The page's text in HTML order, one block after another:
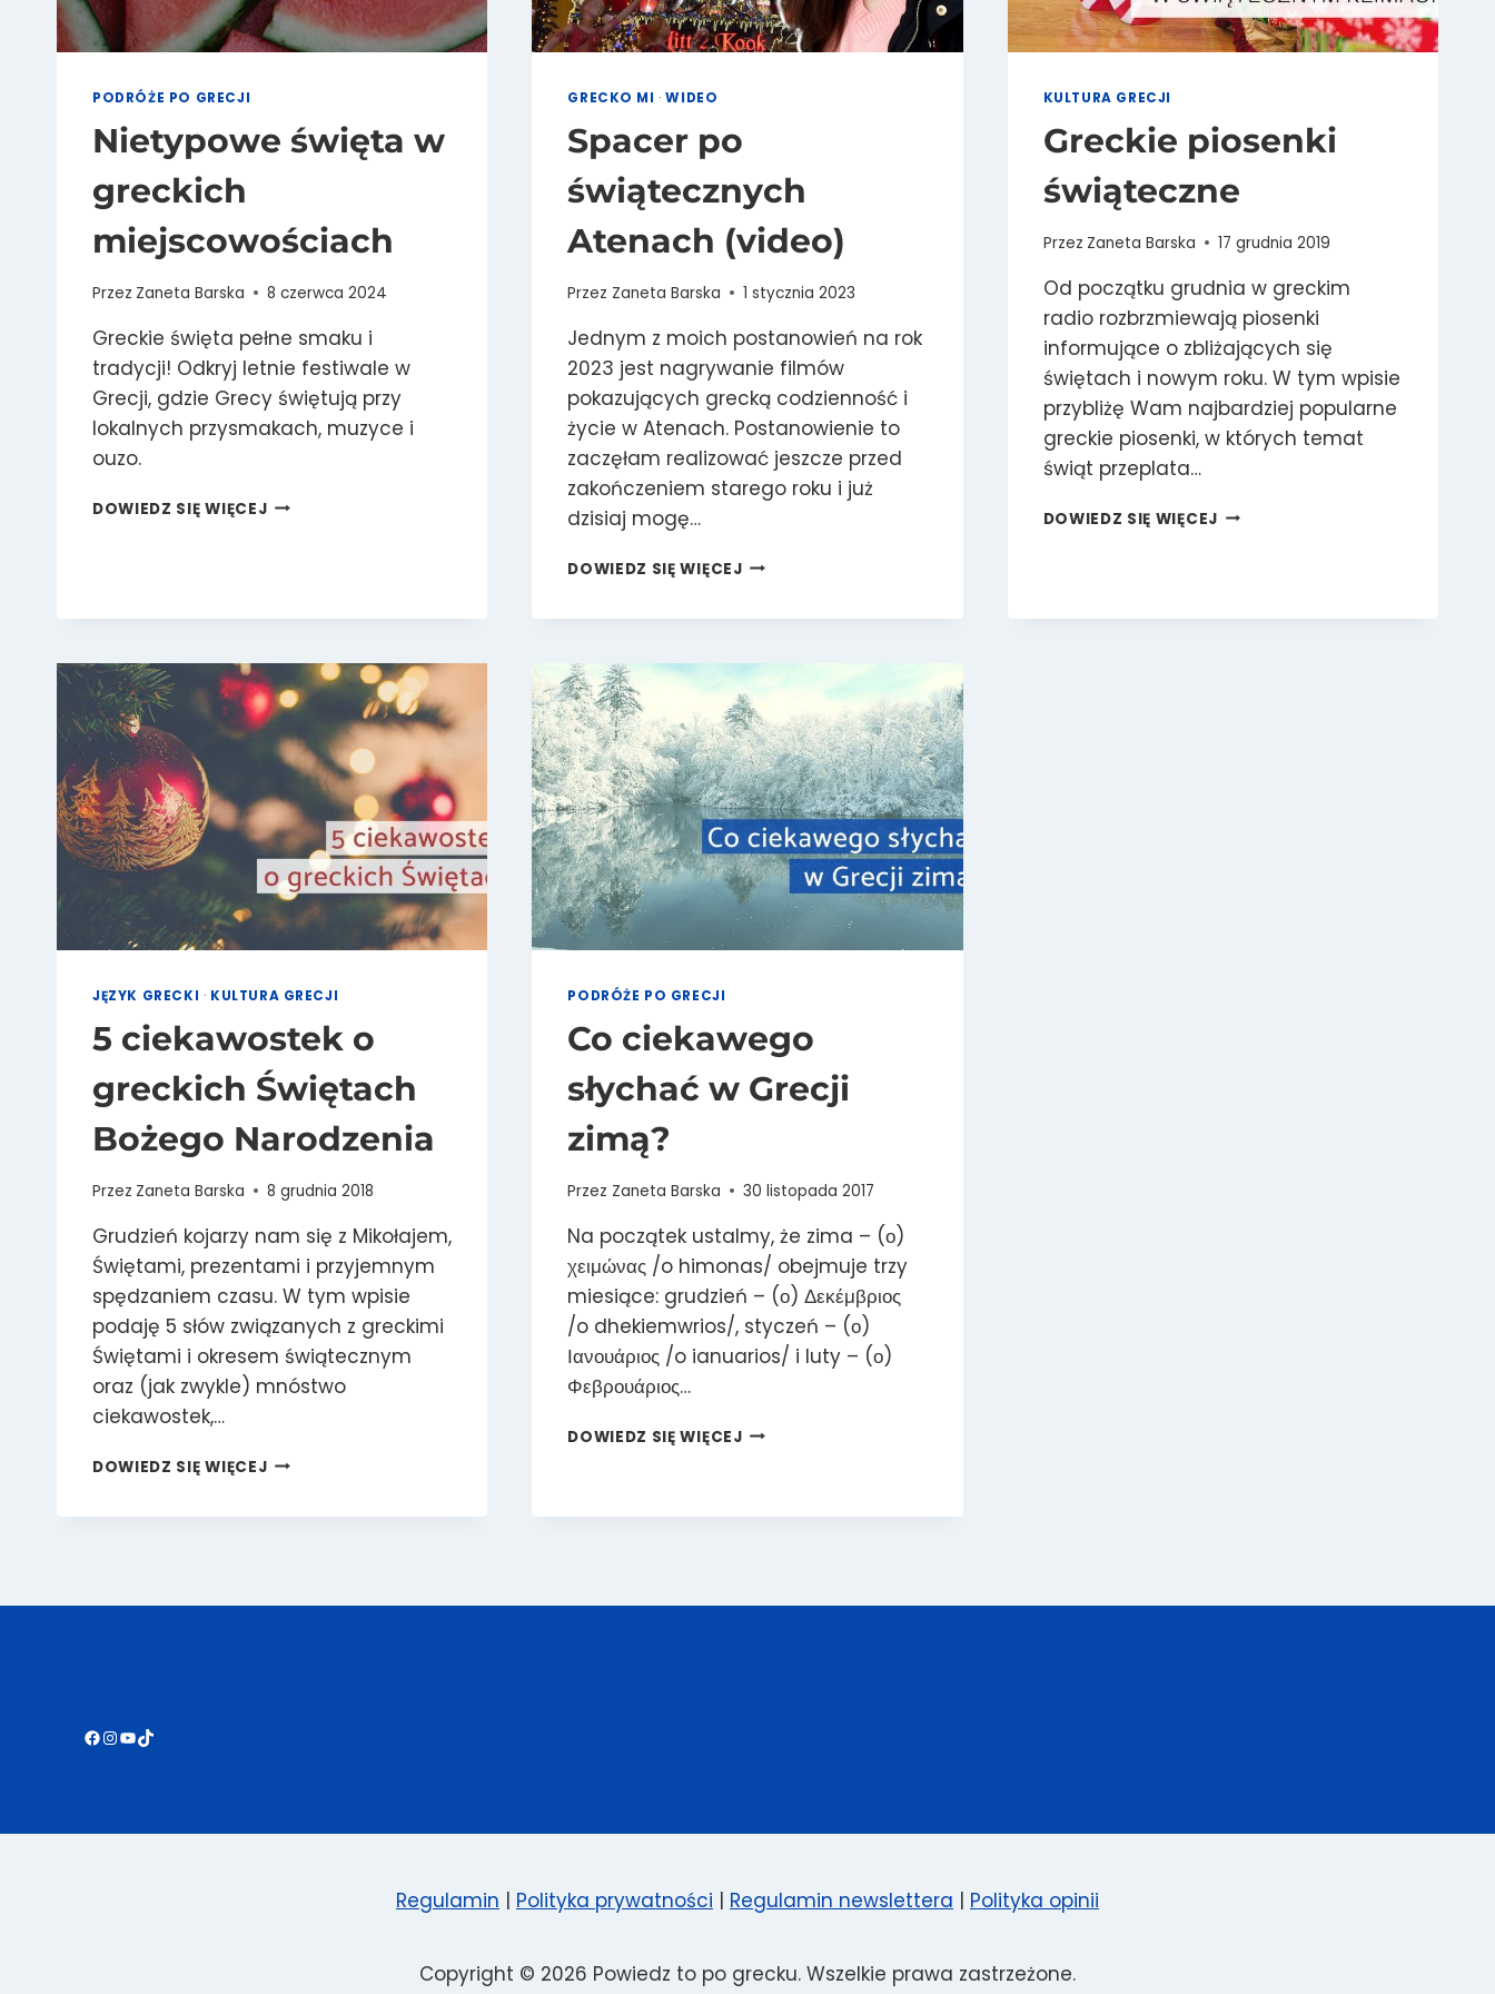
PODRÓŻE PO GRECJI
Nietypowe święta w
greckich
miejscowościach
Przez Zaneta Barska 8 czerwca 2024
Greckie święta pełne smaku i
tradycji! Odkryj letnie festiwale w
Grecji, gdzie Grecy świętują przy
lokalnych przysmakach, muzyce i
ouzo.
DOWIEDZ SIĘ WIĘCEJNIETYPOWE
GRECKO MI ·WIDEO
Spacer po
świątecznych
Atenach (video)
Przez Zaneta Barska 1 stycznia 2023
Jednym z moich postanowień na rok
2023 jest nagrywanie filmów
pokazujących grecką codzienność i
życie w Atenach. Postanowienie to
zaczęłam realizować jeszcze przed
zakończeniem starego roku i już
dzisiaj mogę…
DOWIEDZ SIĘ WIĘCEJSPACER
KULTURA GRECJI
Greckie piosenki
świąteczne
Przez Zaneta Barska 17 grudnia 2019
Od początku grudnia w greckim
radio rozbrzmiewają piosenki
informujące o zbliżających się
świętach i nowym roku. W tym wpisie
przybliżę Wam najbardziej popularne
greckie piosenki, w których temat
świąt przeplata…
DOWIEDZ SIĘ WIĘCEJGRECKIE
JĘZYK GRECKI · KULTURA GRECJI
5 ciekawostek o
greckich Świętach
Bożego Narodzenia
Przez Zaneta Barska 8 grudnia 2018
Grudzień kojarzy nam się z Mikołajem,
Świętami, prezentami i przyjemnym
spędzaniem czasu. W tym wpisie
podaję 5 słów związanych z greckimi
Świętami i okresem świątecznym
oraz (jak zwykle) mnóstwo
ciekawostek,…
DOWIEDZ SIĘ WIĘCEJ5
NARODZENIA
PODRÓŻE PO GRECJI
Co ciekawego
słychać w Grecji
zimą?
Przez Zaneta Barska 30 listopada 2017
Na początek ustalmy, że zima – (ο)
χειμώνας /o himonas/ obejmuje trzy
miesiące: grudzień – (ο) Δεκέμβριος
/o dhekiemwrios/, styczeń – (ο)
Ιανουάριος /o ianuarios/ i luty – (ο)
Φεβρουάριος…
DOWIEDZ SIĘ WIĘCEJCO
Facebook
Instagram
YouTube
TikTok
Regulamin | Polityka prywatności | Regulamin newslettera | Polityka opinii
Copyright © 2026 Powiedz to po grecku. Wszelkie prawa zastrzeżone.